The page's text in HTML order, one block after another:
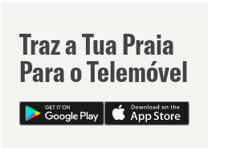
Traz a Tua Praia
Para o Telemóvel